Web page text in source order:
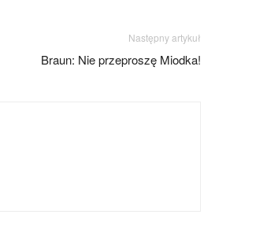
Następny artykuł
Braun: Nie przeproszę Miodka!